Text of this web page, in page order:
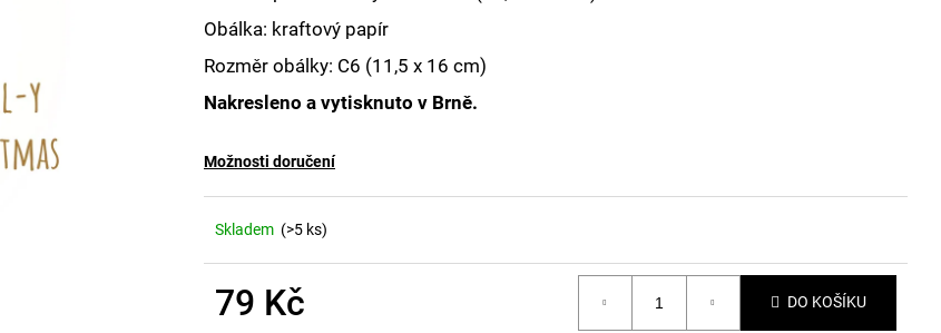
Obálka: kraftový papír
Rozměr obálky: C6 (11,5 x 16 cm)
Nakresleno a vytisknuto v Brně.
Možnosti doručení
Skladem (>5 ks)
79 Kč DO KOŠÍKU